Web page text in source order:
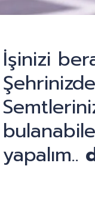
İşinizi
yapalım..